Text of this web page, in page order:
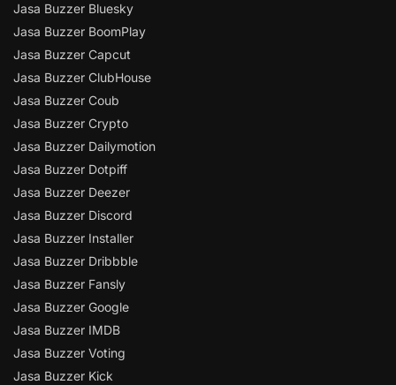
Jasa Buzzer Bluesky
Jasa Buzzer BoomPlay
Jasa Buzzer Capcut
Jasa Buzzer ClubHouse
Jasa Buzzer Coub
Jasa Buzzer Crypto
Jasa Buzzer Dailymotion
Jasa Buzzer Dotpiff
Jasa Buzzer Deezer
Jasa Buzzer Discord
Jasa Buzzer Installer
Jasa Buzzer Dribbble
Jasa Buzzer Fansly
Jasa Buzzer Google
Jasa Buzzer IMDB
Jasa Buzzer Voting
Jasa Buzzer Kick